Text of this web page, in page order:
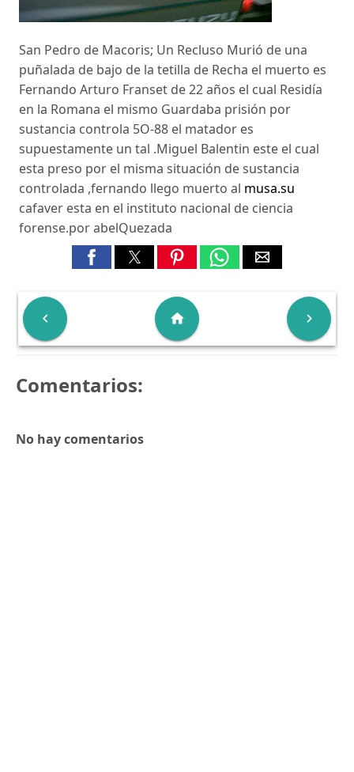
San Pedro de Macoris; Un Recluso Murió de una
puñalada de bajo de la tetilla de Recha el muerto es
Fernando Arturo Franset de 22 años el cual Residía
en la Romana el mismo Guardaba prisión por
sustancia controla 5O-88 el matador es
supuestamente un tal .Miguel Balentin este el cual
esta preso por el misma situación de sustancia
controlada ,fernando llego muerto al musa.su
cafaver esta en el instituto nacional de ciencia
forense.por abelQuezada
 
home
Comentarios:
No hay comentarios